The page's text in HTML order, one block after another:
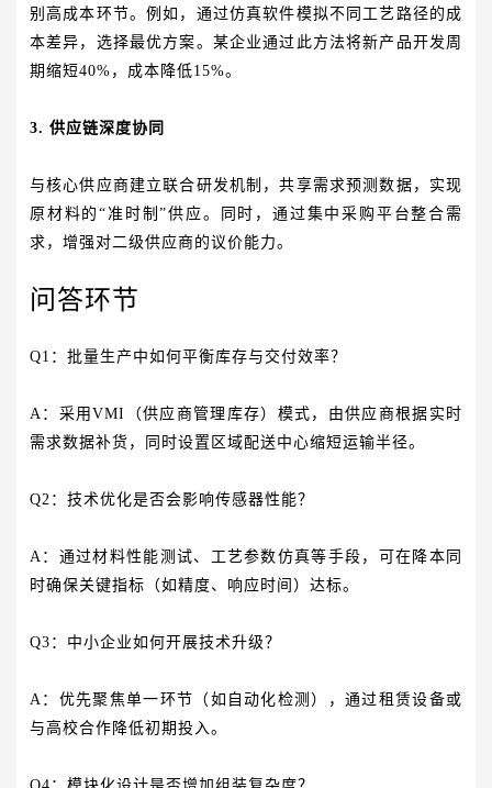
别高成本环节。例如，通过仿真软件模拟不同工艺路径的成
本差异，选择最优方案。某企业通过此方法将新产品开发周
期缩短40%，成本降低15%。
3. 供应链深度协同
与核心供应商建立联合研发机制，共享需求预测数据，实现
原材料的“准时制”供应。同时，通过集中采购平台整合需
求，增强对二级供应商的议价能力。
问答环节
Q1：批量生产中如何平衡库存与交付效率？
A：采用VMI（供应商管理库存）模式，由供应商根据实时
需求数据补货，同时设置区域配送中心缩短运输半径。
Q2：技术优化是否会影响传感器性能？
A：通过材料性能测试、工艺参数仿真等手段，可在降本同
时确保关键指标（如精度、响应时间）达标。
Q3：中小企业如何开展技术升级？
A：优先聚焦单一环节（如自动化检测），通过租赁设备或
与高校合作降低初期投入。